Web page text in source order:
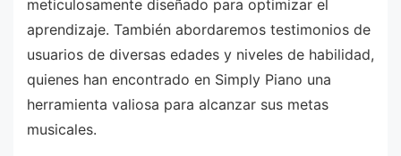
meticulosamente diseñado para optimizar el
aprendizaje. También abordaremos testimonios de
usuarios de diversas edades y niveles de habilidad,
quienes han encontrado en Simply Piano una
herramienta valiosa para alcanzar sus metas
musicales.